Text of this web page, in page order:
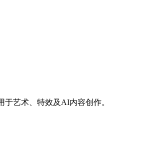
艺术、特效及AI内容创作。